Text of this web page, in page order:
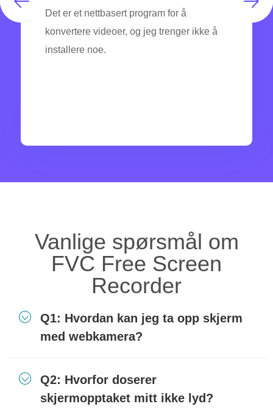
Det er et nettbasert program for å
konvertere videoer, og jeg trenger ikke å
installere noe.
Vanlige spørsmål om
FVC Free Screen
Recorder
Q1: Hvordan kan jeg ta opp skjerm
med webkamera?
Q2: Hvorfor doserer
skjermopptaket mitt ikke lyd?